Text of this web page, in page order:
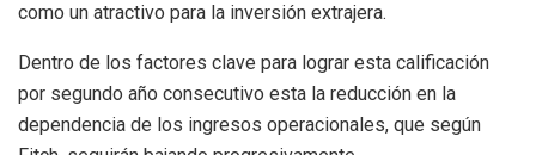
como un atractivo para la inversión extrajera.
Dentro de los factores clave para lograr esta calificación
por segundo año consecutivo esta la reducción en la
dependencia de los ingresos operacionales, que según